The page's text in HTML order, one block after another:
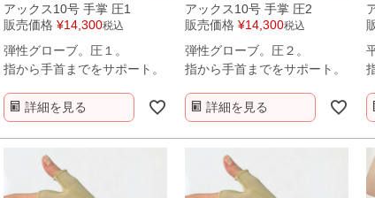
アックス10号 手掌 圧1
販売価格 ¥14,300税込
弾性グローブ。圧１。
指から手首までをサポート。
詳細を見る
アックス10号 手掌 圧2
販売価格 ¥14,300税込
弾性グローブ。圧２。
指から手首までをサポート。
詳細を見る